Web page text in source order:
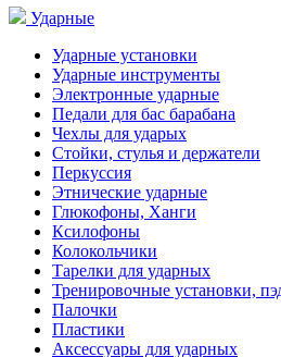
Ударные
Ударные установки
Ударные инструменты
Электронные ударные
Педали для бас барабана
Чехлы для ударых
Стойки, стулья и держатели
Перкуссия
Этнические ударные
Глюкофоны, Ханги
Ксилофоны
Колокольчики
Тарелки для ударных
Тренировочные установки,
Палочки
Пластики
Аксессуары для ударных